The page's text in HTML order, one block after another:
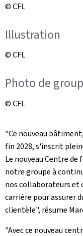
© CFL
Illustration
© CFL
Photo de
© CFL
"Ce nouveau
fin 2028, s'inscrit
Le nouveau Centre
notre groupe à
nos collaborateurs et
carrière pour assurer
clientèle", résume
"Avec ce nouveau